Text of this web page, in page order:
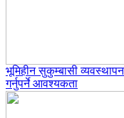
भूमिहीन सुकुम्बासी व्यवस्थापन:
गर्नुपर्ने आवश्यकता